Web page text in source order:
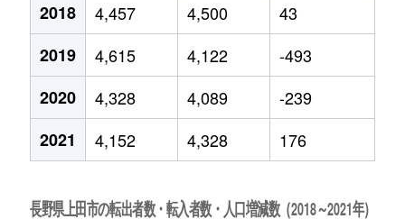
2018
4,457 4,500
43
2019
4,615 4,122
-493
2020
4,328 4,089
-239
2021
4,152 4,328 176